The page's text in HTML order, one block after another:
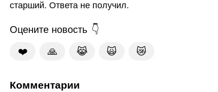
старший. Ответа не получил.
Оцените новость
❤️ 🙏 😹 🙀 😿
Комментарии